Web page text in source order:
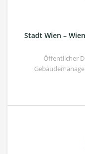
Stadt Wien –
Öffentlicher